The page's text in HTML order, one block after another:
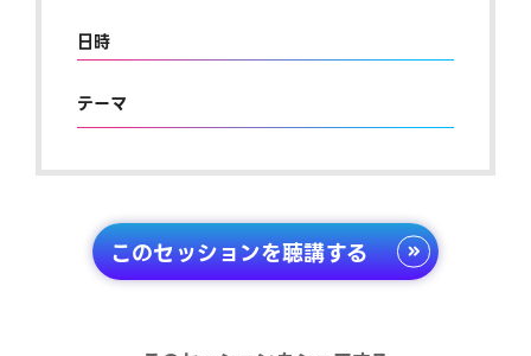
日時
テーマ
このセッションを聴講する